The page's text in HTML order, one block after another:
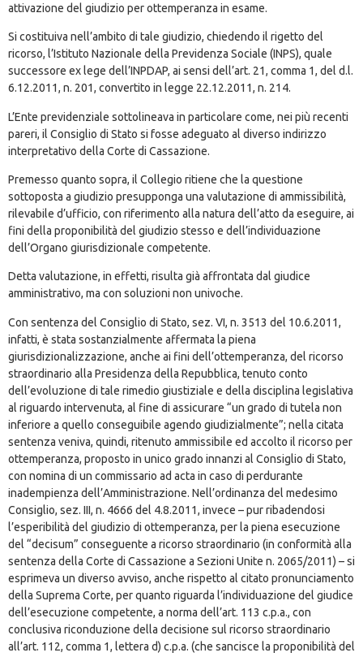
attivazione del giudizio per ottemperanza in esame.
Si costituiva nell’ambito di tale giudizio, chiedendo il rigetto del
ricorso, l’Istituto Nazionale della Previdenza Sociale (INPS), quale
successore ex lege dell’INPDAP, ai sensi dell’art. 21, comma 1, del d.l.
6.12.2011, n. 201, convertito in legge 22.12.2011, n. 214.
L’Ente previdenziale sottolineava in particolare come, nei più recenti
pareri, il Consiglio di Stato si fosse adeguato al diverso indirizzo
interpretativo della Corte di Cassazione.
Premesso quanto sopra, il Collegio ritiene che la questione
sottoposta a giudizio presupponga una valutazione di ammissibilità,
rilevabile d’ufficio, con riferimento alla natura dell’atto da eseguire, ai
fini della proponibilità del giudizio stesso e dell’individuazione
dell’Organo giurisdizionale competente.
Detta valutazione, in effetti, risulta già affrontata dal giudice
amministrativo, ma con soluzioni non univoche.
Con sentenza del Consiglio di Stato, sez. VI, n. 3513 del 10.6.2011,
infatti, è stata sostanzialmente affermata la piena
giurisdizionalizzazione, anche ai fini dell’ottemperanza, del ricorso
straordinario alla Presidenza della Repubblica, tenuto conto
dell’evoluzione di tale rimedio giustiziale e della disciplina legislativa
al riguardo intervenuta, al fine di assicurare “un grado di tutela non
inferiore a quello conseguibile agendo giudizialmente”; nella citata
sentenza veniva, quindi, ritenuto ammissibile ed accolto il ricorso per
ottemperanza, proposto in unico grado innanzi al Consiglio di Stato,
con nomina di un commissario ad acta in caso di perdurante
inadempienza dell’Amministrazione. Nell’ordinanza del medesimo
Consiglio, sez. III, n. 4666 del 4.8.2011, invece – pur ribadendosi
l’esperibilità del giudizio di ottemperanza, per la piena esecuzione
del “decisum” conseguente a ricorso straordinario (in conformità alla
sentenza della Corte di Cassazione a Sezioni Unite n. 2065/2011) – si
esprimeva un diverso avviso, anche rispetto al citato pronunciamento
della Suprema Corte, per quanto riguarda l’individuazione del giudice
dell’esecuzione competente, a norma dell’art. 113 c.p.a., con
conclusiva riconduzione della decisione sul ricorso straordinario
all’art. 112, comma 1, lettera d) c.p.a. (che sancisce la proponibilità del